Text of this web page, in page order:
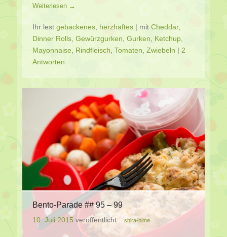
Weiterlesen →
Ihr lest gebackenes, herzhaftes | mit Cheddar,
Dinner Rolls, Gewürzgurken, Gurken, Ketchup,
Mayonnaise, Rindfleisch, Tomaten, Zwiebeln | 2
Antworten
Bento-Parade ## 95 – 99
10. Juli 2015 veröffentlicht shira-hime